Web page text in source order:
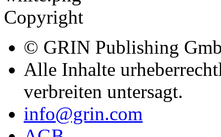
Copyright
© GRIN Publishing
Alle Inhalte
verbreiten untersagt.
info@grin.com